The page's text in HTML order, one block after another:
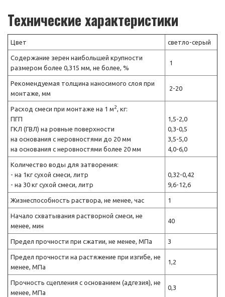
Технические характеристики
Цвет светло-серый
Содержание зерен наибольшей крупности
размером более 0,315 мм, не более, %
1
Рекомендуемая толщина наносимого слоя при
монтаже, мм
2-20
Расход смеси при монтаже на 1 м2, кг:
ПГП
ГКЛ (ГВЛ) на ровные поверхности
на основания с неровностями до 20 мм
на основания с неровностями более 20 мм
1,5-2,0
0,3-0,5
3,5-5,0
4,0-6,0
Количество воды для затворения:
- на 1кг сухой смеси, литр
- на 30 кг сухой смеси, литр
0,32-0,42
9,6-12,6
Жизнеспособность раствора, не менее, час 1
Начало схватывания растворной смеси, не
менее, мин
40
Предел прочности при сжатии, не менее, МПа 3
Предел прочности на растяжение при изгибе, не
менее, МПа
1,2
Прочность сцепления с основанием (адгезия), не
менее, МПа
0,3